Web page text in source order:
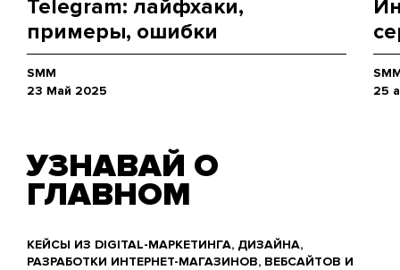
Telegram: лайфхаки,
примеры, ошибки
SMM
23 Май 2025
25
УЗНАВАЙ О
ГЛАВНОМ
КЕЙСЫ ИЗ DIGITAL-МАРКЕТИНГА, ДИЗАЙНА,
РАЗРАБОТКИ ИНТЕРНЕТ-МАГАЗИНОВ, ВЕБСАЙТОВ И